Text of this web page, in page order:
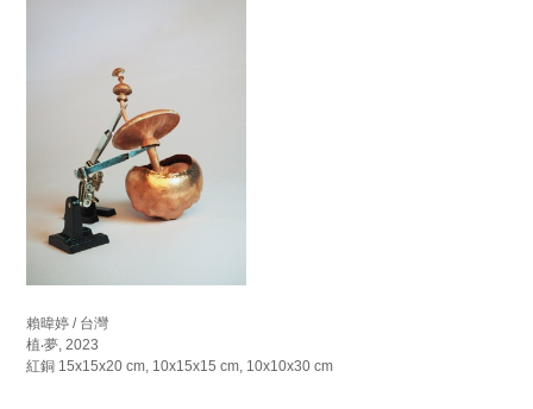
賴暐婷 / 台灣
植‧夢, 2023
紅銅 15x15x20 cm, 10x15x15 cm, 10x10x30 cm